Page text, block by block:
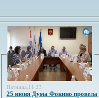
Пятница,11:23
25 июня Дума Фокино провела